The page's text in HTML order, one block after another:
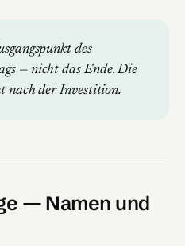
des
— nicht das Ende. Die
nach der Investition.
— Namen und